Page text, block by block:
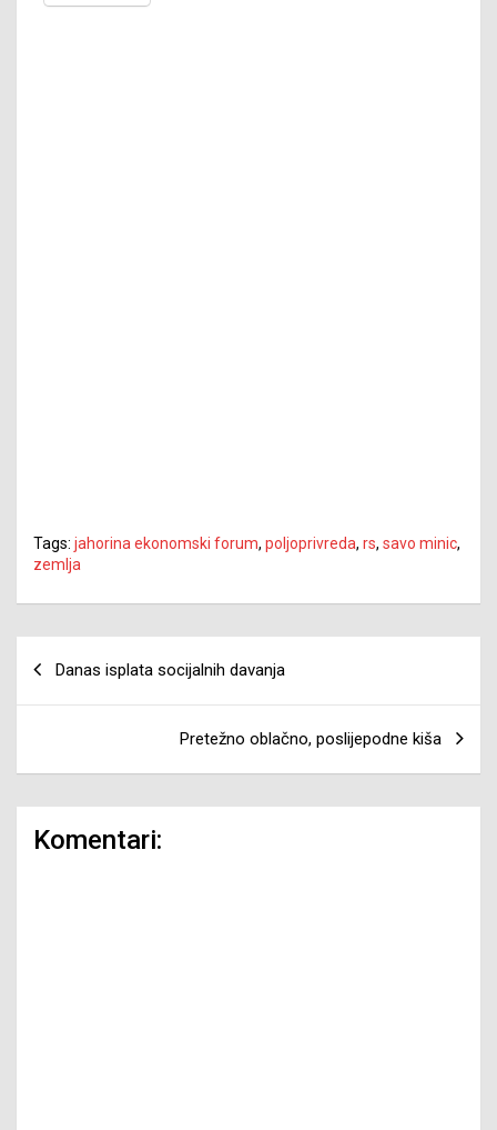
Tags: jahorina ekonomski forum, poljoprivreda, rs, savo minic,
zemlja
Danas isplata socijalnih davanja
Pretežno oblačno, poslijepodne kiša
Komentari: